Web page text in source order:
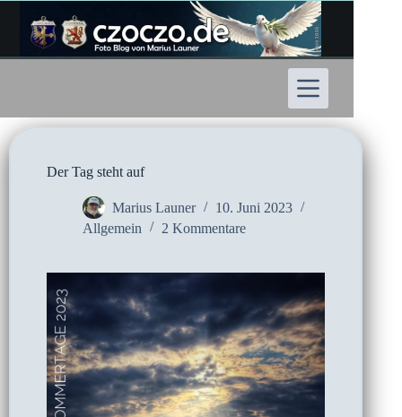
Inhalt
springen
Der Tag steht auf
Marius Launer
10. Juni 2023
Allgemein
2 Kommentare